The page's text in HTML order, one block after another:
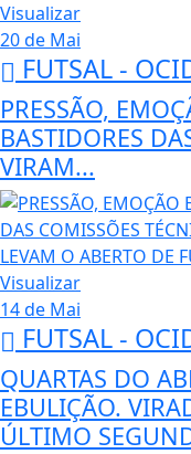
Visualizar
20 de Mai
FUTSAL -
PRESSÃO,
BASTIDORES
VIRAM...
Visualizar
14 de Mai
FUTSAL -
QUARTAS DO
EBULIÇÃO.
ÚLTIMO